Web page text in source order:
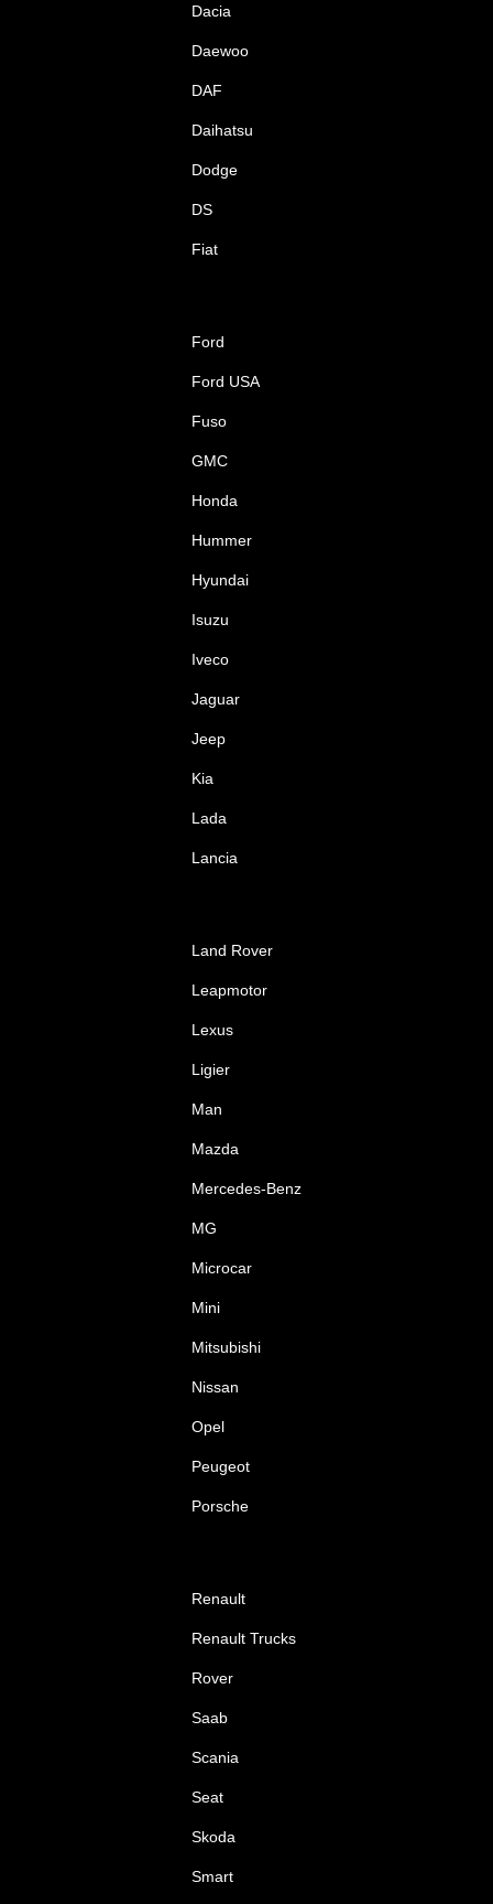
Dacia
Daewoo
DAF
Daihatsu
Dodge
DS
Fiat
Ford
Ford USA
Fuso
GMC
Honda
Hummer
Hyundai
Isuzu
Iveco
Jaguar
Jeep
Kia
Lada
Lancia
Land Rover
Leapmotor
Lexus
Ligier
Man
Mazda
Mercedes-Benz
MG
Microcar
Mini
Mitsubishi
Nissan
Opel
Peugeot
Porsche
Renault
Renault Trucks
Rover
Saab
Scania
Seat
Skoda
Smart